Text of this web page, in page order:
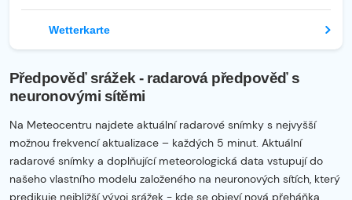
Wetterkarte
Předpověď srážek - radarová předpověď s
neuronovými sítěmi
Na Meteocentru najdete aktuální radarové snímky s nejvyšší
možnou frekvencí aktualizace – každých 5 minut. Aktuální
radarové snímky a doplňující meteorologická data vstupují do
našeho vlastního modelu založeného na neuronových sítích, který
predikuje nejbližší vývoj srážek - kde se objeví nová přeháňka,